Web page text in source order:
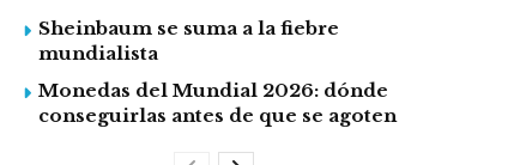
Sheinbaum se suma a la fiebre
mundialista
Monedas del Mundial 2026: dónde
conseguirlas antes de que se agoten